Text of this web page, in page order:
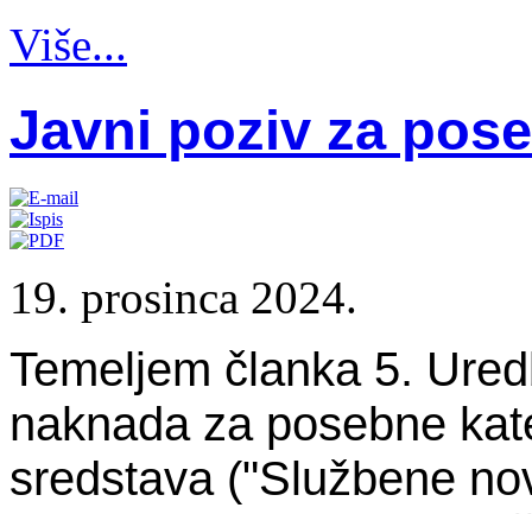
Više...
Javni poziv za
19. prosinca 2024.
Temeljem članka 5.
naknada za posebne
sredstava ("Službene